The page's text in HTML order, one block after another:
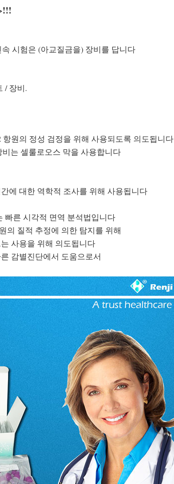
시험은 (아교질금을) 장비를 답니다
/ 장비.
항원의 정성 검정을 위해 사용되도록 의도됩니다
는 셀룰로오스 막을 사용합니다
에 대한 역학적 조사를 위해 사용됩니다
빠른 시각적 면역 분석법입니다
의 질적 추정에 의한 탐지를 위해
사용을 위해 의도됩니다
감별진단에서 도움으로서